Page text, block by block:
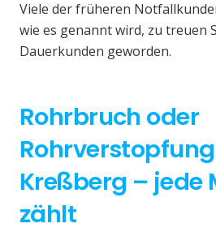
Viele der früheren
wie es genannt wird, zu treuen
Dauerkunden geworden.
Rohrbruch oder
Kreßberg – jede
zählt